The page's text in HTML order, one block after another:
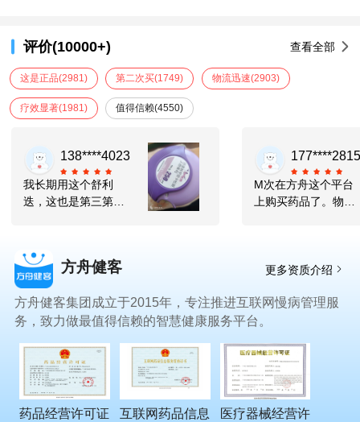
评价(10000+) 查看全部
这是正品(2981) 第二次买(1749) 物流迅速(2903)
疗效显著(1981) 值得信赖(4550)
138****4023
我长期用这个舒利
迭，这也是第三第四
很实惠，以后还会常
够的。
177****2815
M次在方舟这个平台
上购买药品了。物流
方舟健客 更多资质介绍
方舟健客集团成立于2015年，专注推进互联网慢病管理服
务，致力做最值得信赖的智慧健康服务平台。
药品经营许可证
互联网药品信息
医疗器械经营许